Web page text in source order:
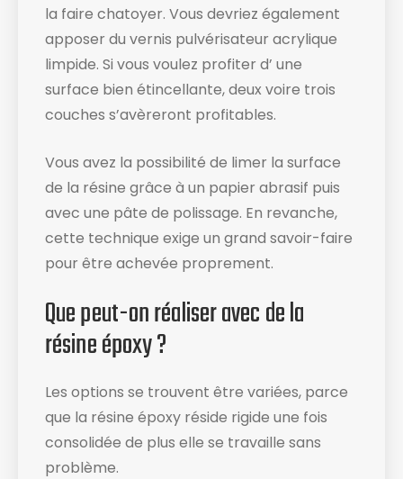
la faire chatoyer. Vous devriez également
apposer du vernis pulvérisateur acrylique
limpide. Si vous voulez profiter d’ une
surface bien étincellante, deux voire trois
couches s’avèreront profitables.
Vous avez la possibilité de limer la surface
de la résine grâce à un papier abrasif puis
avec une pâte de polissage. En revanche,
cette technique exige un grand savoir-faire
pour être achevée proprement.
Que peut-on réaliser avec de la
résine époxy ?
Les options se trouvent être variées, parce
que la résine époxy réside rigide une fois
consolidée de plus elle se travaille sans
problème.